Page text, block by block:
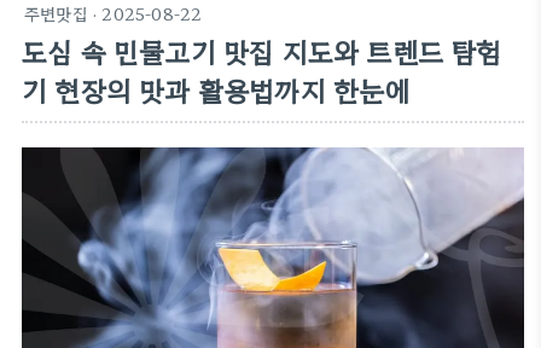
주변맛집 · 2025-08-22
도심 속 민물고기 맛집 지도와 트렌드 탐험
기 현장의 맛과 활용법까지 한눈에